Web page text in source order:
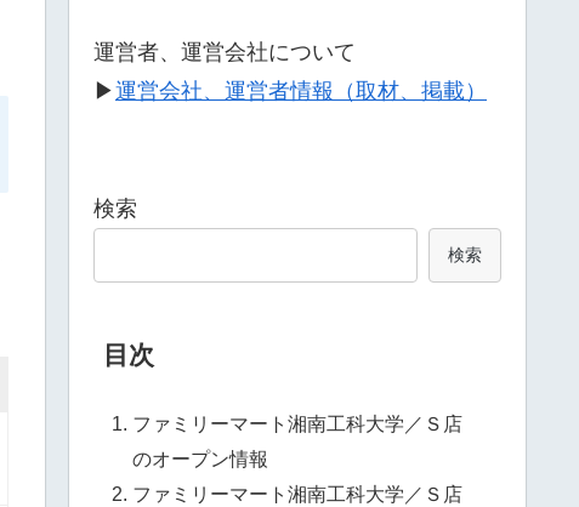
運営者、運営会社について
▶運営会社、運営者情報（取材、掲載）
検索
検索
目次
ファミリーマート湘南工科大学／Ｓ店
のオープン情報
ファミリーマート湘南工科大学／Ｓ店